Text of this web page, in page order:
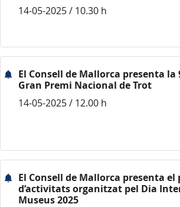
14-05-2025 / 10.30 h
El Consell de Mallorca presenta la
Gran Premi Nacional de Trot
14-05-2025 / 12.00 h
El Consell de Mallorca presenta el
d’activitats organitzat pel Dia
Museus 2025